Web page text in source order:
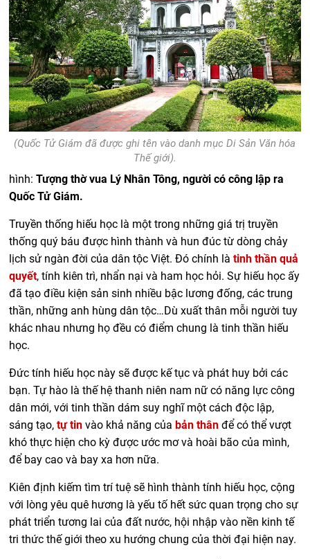
(Quốc Tử Giám đã được ghi tên vào danh mục Di Sản Văn hóa
Thế giới).
hình: Tượng thờ vua Lý Nhân Tông, người có công lập ra
Quốc Tử Giám.
Truyền thống hiếu học là một trong những giá trị truyền
thống quý báu được hình thành và hun đúc từ dòng chảy
lịch sử ngàn đời của dân tộc Việt. Đó chính làtinh thần quả
quyết, tính kiên trì, nhẩn nại và ham học hỏi. Sự hiếu học ấy
đã tạo điều kiện sản sinh nhiều bậc lương đống, các trung
thần, những anh hùng dân tộc…Dù xuất thân mỗi người tuy
khác nhau nhưng họ đều có điểm chung là tinh thần hiếu
học.
Đức tính hiếu học này sẽ được kế tục và phát huy bởi các
bạn. Tự hào là thế hệ thanh niên nam nữ có năng lực công
dân mới, với tinh thần dám suy nghĩ một cách độc lập,
sáng tạo,tự tin vào khả năng củabản thân để có thể vượt
khó thực hiện cho kỳ được ước mơ và hoài bão của mình,
để bay cao và bay xa hơn nữa.
Kiên định kiếm tìm trí tuệ sẽ hình thành tính hiếu học, cộng
với lòng yêu quê hương là yếu tố hết sức quan trọng cho sự
phát triển tương lai của đất nước, hội nhập vào nền kinh tế
tri thức thế giới theo xu hướng chung của thời đại hiện nay.